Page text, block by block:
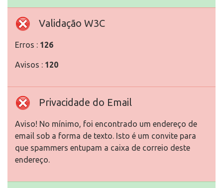
Validação W3C
Erros : 126
Avisos : 120
Privacidade do Email
Aviso! No mínimo, foi encontrado um endereço de
email sob a forma de texto. Isto é um convite para
que spammers entupam a caixa de correio deste
endereço.